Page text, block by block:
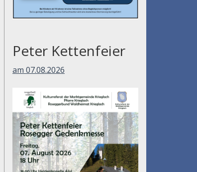
Peter Kettenfeier
am 07.08.2026